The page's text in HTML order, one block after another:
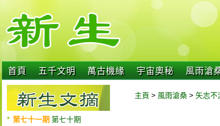
首頁 五千文明 萬古機緣 宇宙奧秘 風雨滄
第七十一期 第七十期
主頁 > 風雨滄桑 > 矢志不